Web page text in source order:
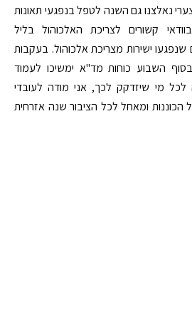
נאלצנו גם השנה לטפל בנפגעי תאונות
קשורים לצריכת האלכוהול בליל
ישירות מצריכת אלכוהול. בעקבות
השבוע כוחות מד"א ימשיכו לעמוד
לכל מי שיזדקק לכך, אני מודה לעובדי
ומאחל לכל הציבור שנה אזרחית